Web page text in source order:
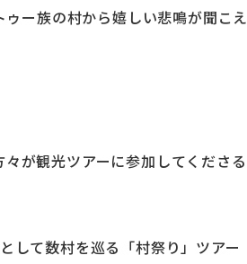
ー族の村から嬉しい悲鳴が聞こえ
が観光ツアーに参加してくださる
して数村を巡る「村祭り」ツアー